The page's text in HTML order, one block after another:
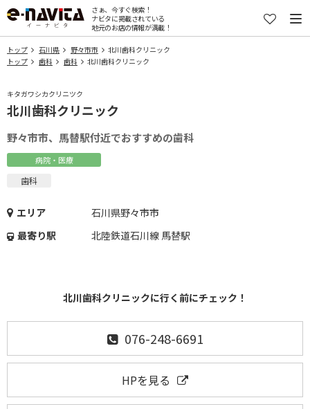
さぁ、今すぐ検索！
ナビタに掲載されている
地元のお店の情報が満載！
トップ 石川県 野々市市
北川歯科クリニック
トップ
歯科 歯科 北川歯科クリニック
キタガワシカクリニツク
北川歯科クリニック
野々市市、馬替駅付近でおすすめの歯科
病院・医療
歯科
エリア
石川県野々市市
最寄り駅
北陸鉄道石川線 馬替駅
北川歯科クリニックに行く前にチェック！
076-248-6691
HPを見る